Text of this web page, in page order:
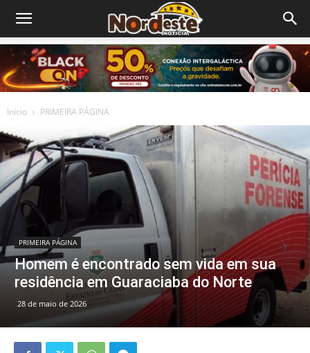
Início PRIMEIRA PÁGINA
PRIMEIRA PÁGINA
Homem é encontrado sem vida em sua
residência em Guaraciaba do Norte
28 de maio de 2026